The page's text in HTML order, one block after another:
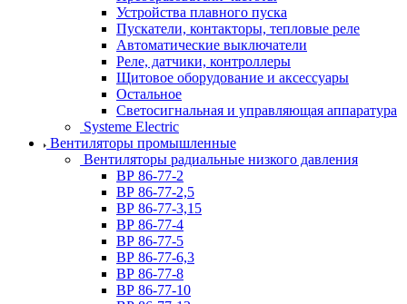
Устройства плавного пуска
Пускатели, контакторы, тепловые реле
Автоматические выключатели
Реле, датчики, контроллеры
Щитовое оборудование и аксессуары
Остальное
Светосигнальная и управляющая аппаратура
Systeme Electric
Вентиляторы промышленные
Вентиляторы радиальные низкого давления
ВР 86-77-2
ВР 86-77-2,5
ВР 86-77-3,15
ВР 86-77-4
ВР 86-77-5
ВР 86-77-6,3
ВР 86-77-8
ВР 86-77-10